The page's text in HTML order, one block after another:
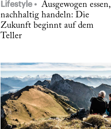
Lifestyle
Ausgewogen essen,
nachhaltig handeln: Die
Zukunft beginnt auf dem
Teller